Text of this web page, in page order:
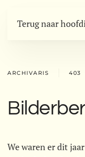
Terug naar
ARCHIVARIS 403
We waren er dit